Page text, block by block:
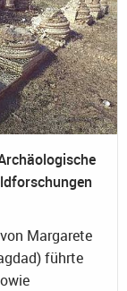
Margarete
führte